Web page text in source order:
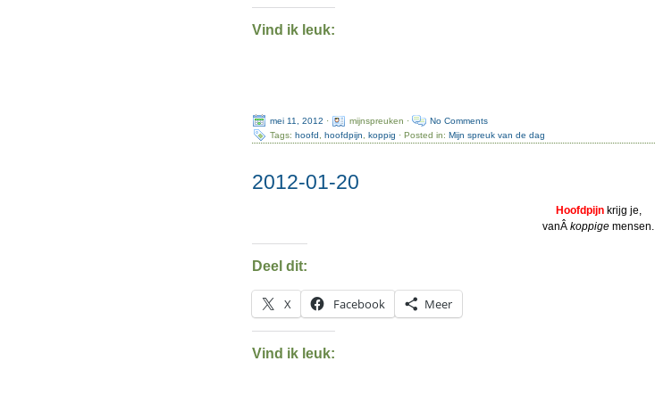
Vind ik leuk:
mei 11, 2012 · mijnspreuken ·
No Comments
Tags:hoofd ,hoofdpijn ,koppig · Posted in:Mijn spreuk van de dag
2012-01-20
Hoofdpijnkrijg je,
vanÂkoppige mensen.
Deel dit:
X Facebook Meer
Vind ik leuk: